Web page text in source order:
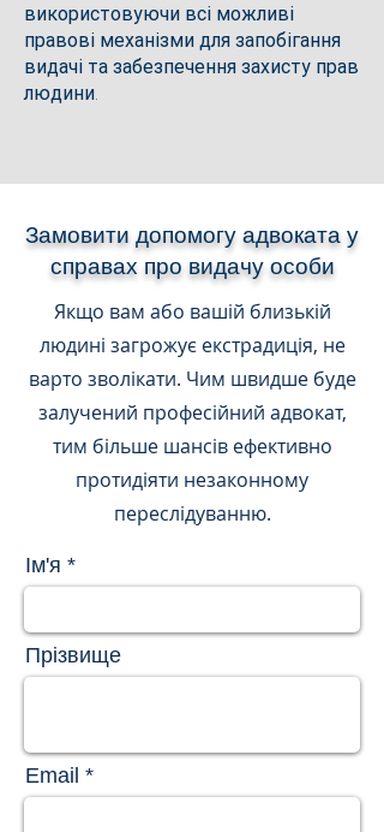
використовуючи всі можливі
правові механізми для запобігання
видачі та забезпечення захисту прав
людини.
Замовити допомогу адвоката у
справах про видачу особи
Якщо вам або вашій близькій
людині загрожує екстрадиція, не
варто зволікати. Чим швидше буде
залучений професійний адвокат,
тим більше шансів ефективно
протидіяти незаконному
переслідуванню.
Ім'я
Прізвище
Email